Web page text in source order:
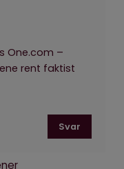
One.com –
rent faktist
Svar